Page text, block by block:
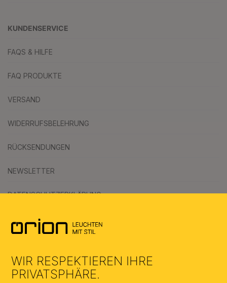
KUNDENSERVICE
FAQS & HILFE
FAQ PRODUKTE
VERSAND
WIDERRUFSBELEHRUNG
RÜCKSENDUNGEN
NEWSLETTER
DATENSCHUTZERKLÄRUNG
KATALOGE
WIR RESPEKTIEREN IHRE
PRIVATSPHÄRE.